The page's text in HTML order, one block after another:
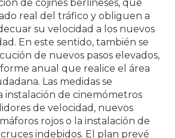
de cojines berlineses, que
real del tráfico y obliguen a
su velocidad a los nuevos
En este sentido, también se
de nuevos pasos elevados,
anual que realice el área
Las medidas se
instalación de cinemómetros
de velocidad, nuevos
rojos o la instalación de
indebidos. El plan prevé